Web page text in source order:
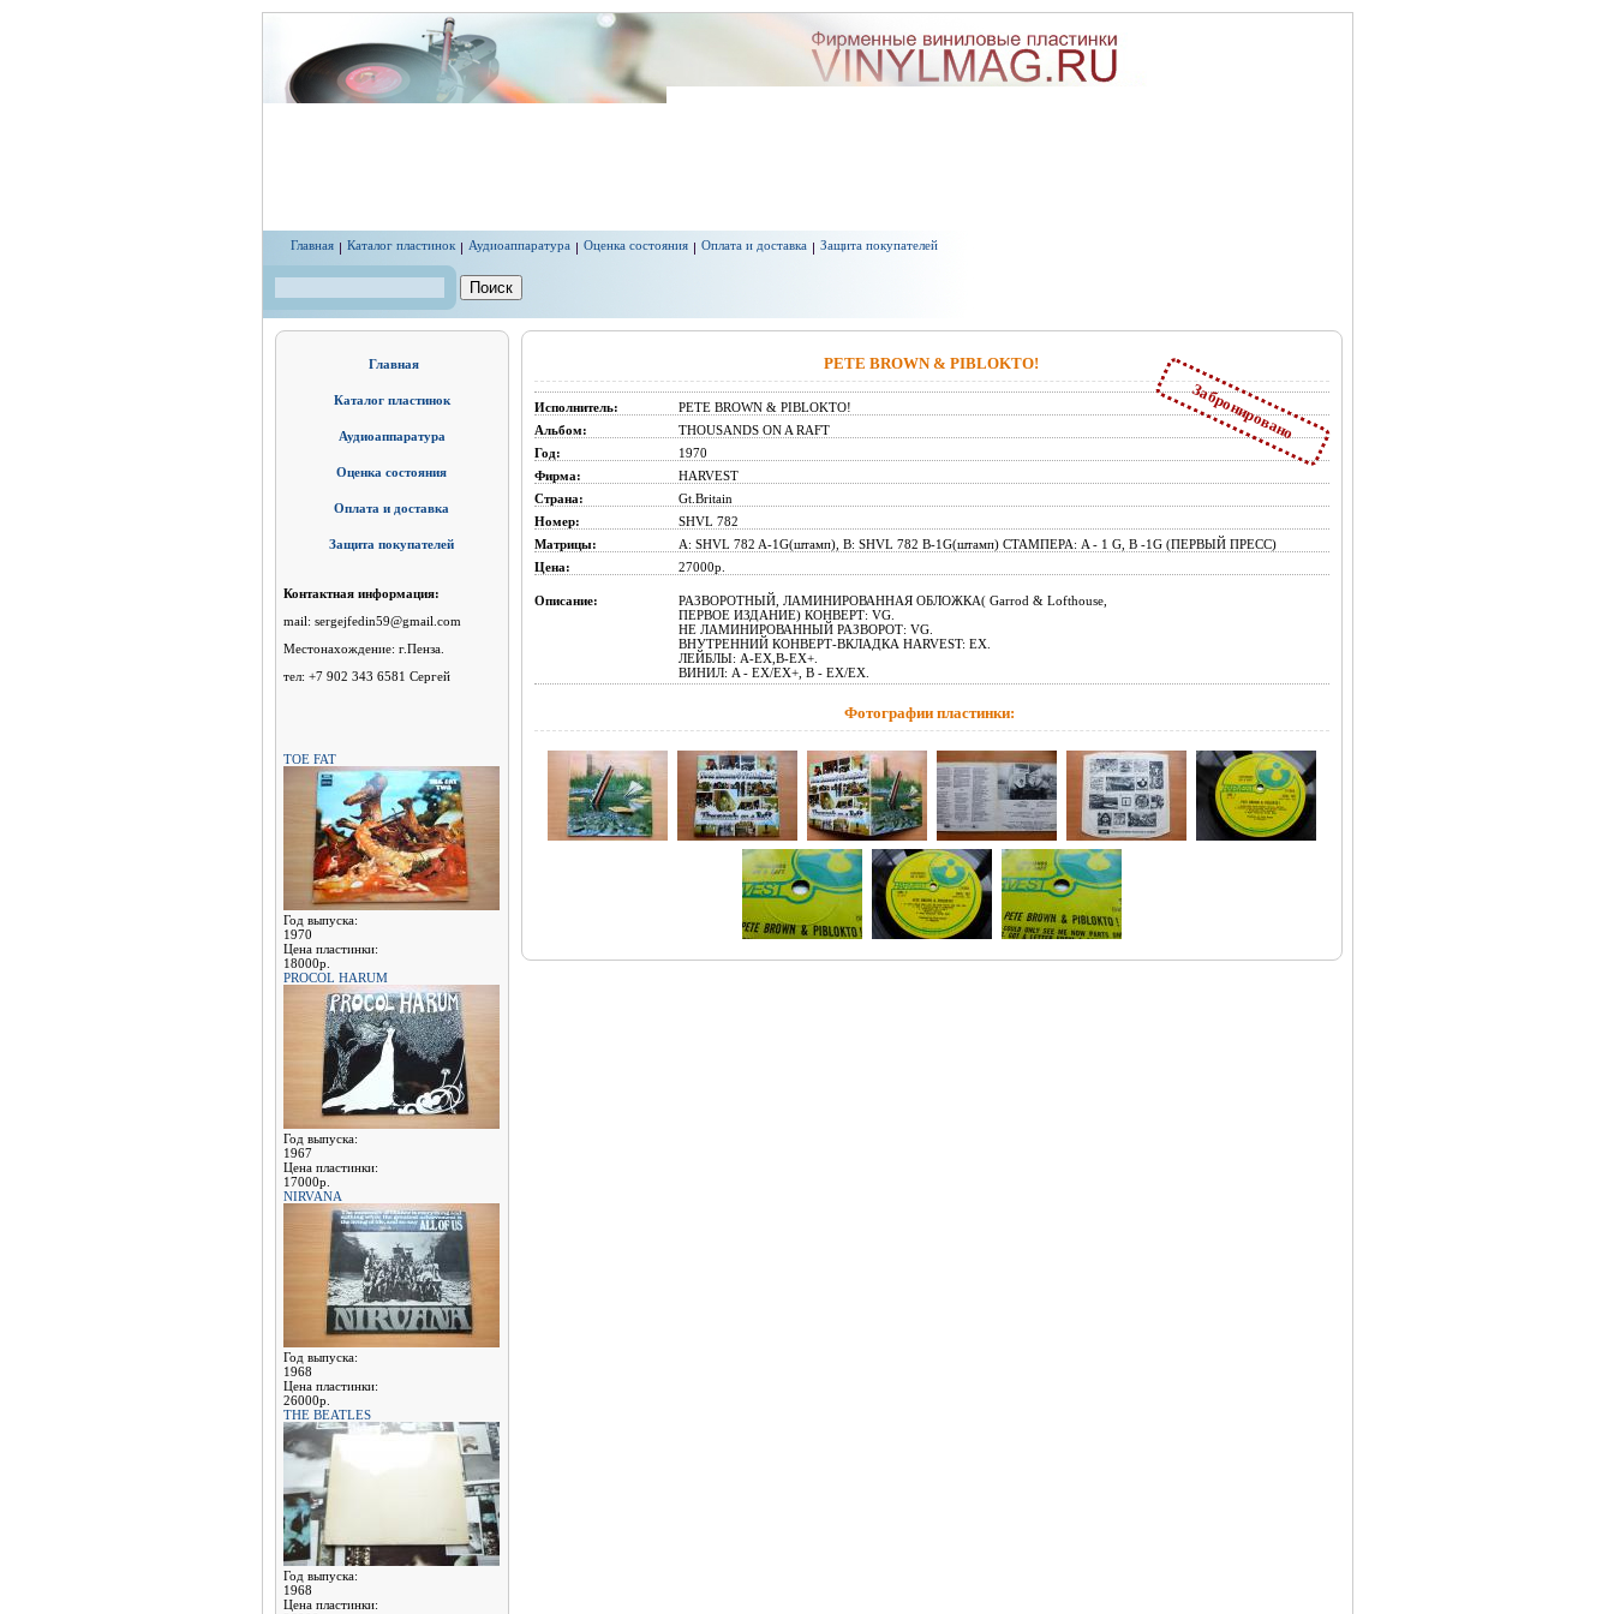
Главная Каталог пластинок Аудиоаппаратура Оценка состояния Оплата и доставка Защита покупателей
Главная
Каталог пластинок
Аудиоаппаратура
Оценка состояния
Оплата и доставка
Защита покупателей
Контактная информация:
mail: sergejfedin59@gmail.com
Местонахождение: г.Пенза.
тел: +7 902 343 6581 Сергей
TOE FAT
Год выпуска:
1970
Цена пластинки:
18000р.
PROCOL HARUM
Год выпуска:
1967
Цена пластинки:
17000р.
NIRVANA
Год выпуска:
1968
Цена пластинки:
26000р.
THE BEATLES
Год выпуска:
1968
Цена пластинки:
PETE BROWN & PIBLOKTO!
Забронировано
Исполнитель:
PETE BROWN & PIBLOKTO!
Альбом:
THOUSANDS ON A RAFT
Год:
1970
Фирма:
HARVEST
Страна:
Gt.Britain
Номер:
SHVL 782
Матрицы:
A: SHVL 782 A-1G(штамп), B: SHVL 782 B-1G(штамп) СТАМПЕРА: A - 1 G, B -1G (ПЕРВЫЙ ПРЕСС)
Цена:
27000р.
Описание:
РАЗВОРОТНЫЙ, ЛАМИНИРОВАННАЯ ОБЛОЖКА( Garrod & Lofthouse,
ПЕРВОЕ ИЗДАНИЕ) КОНВЕРТ: VG.
НЕ ЛАМИНИРОВАННЫЙ РАЗВОРОТ: VG.
ВНУТРЕННИЙ КОНВЕРТ-ВКЛАДКА HARVEST: EX.
ЛЕЙБЛЫ: A-EX,B-EX+.
ВИНИЛ: A - EX/EX+, B - EX/EX.
Фотографии пластинки: